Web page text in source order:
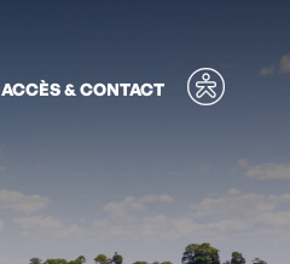
ACCÈS & CONTACT